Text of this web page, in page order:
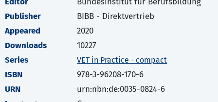
Publisher
BIBB - Direktvertrieb
Appeared
2020
Downloads
10227
Series
VET in Practice - compact
ISBN
978-3-96208-170-6
URN
urn:nbn:de:0035-0824-6